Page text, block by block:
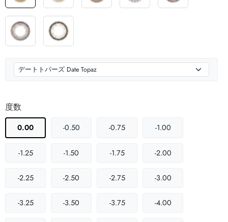
度数
0.00 -0.50 -0.75 -1.00
-1.25 -1.50 -1.75 -2.00
-2.25 -2.50 -2.75 -3.00
-3.25 -3.50 -3.75 -4.00